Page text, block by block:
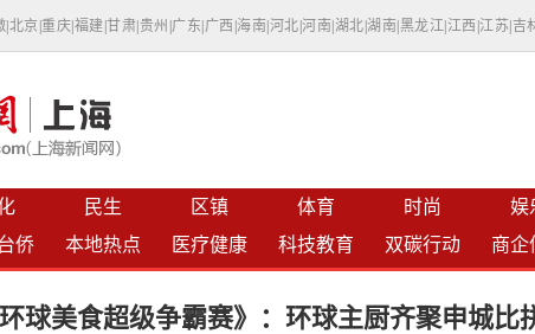
北京 |重庆 福建 |甘肃 贵州 广东 广西 海南 河北 |河南 湖北 |湖南 黑龙江 江西 江苏 吉
民生 区镇 体育 时尚 娱
侨 本地热点 医疗健康 科技教育 双碳行动 商企
环球美食超级争霸赛》：环球主厨齐聚申城比